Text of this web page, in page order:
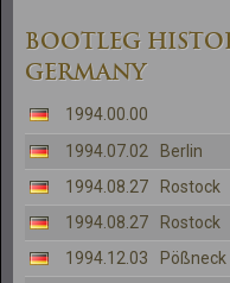
BOOTLEG
GERMANY
1994.00.00
1994.07.02
Berlin
1994.08.27
Rostock
1994.08.27
Rostock
1994.12.03
Pößneck